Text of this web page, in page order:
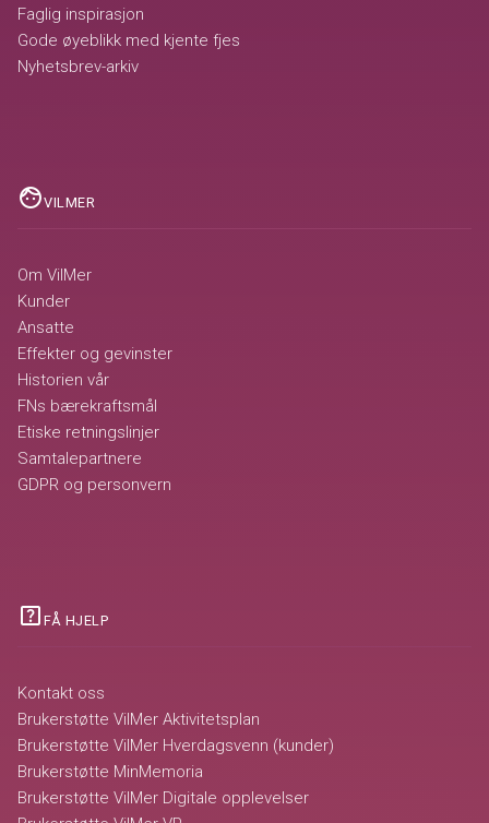
Faglig inspirasjon
Gode øyeblikk med kjente fjes
Nyhetsbrev-arkiv
faceVILMER
Om VilMer
Kunder
Ansatte
Effekter og gevinster
Historien vår
FNs bærekraftsmål
Etiske retningslinjer
Samtalepartnere
GDPR og personvern
help_center FÅ HJELP
Kontakt oss
Brukerstøtte VilMer Aktivitetsplan
Brukerstøtte VilMer Hverdagsvenn (kunder)
Brukerstøtte MinMemoria
Brukerstøtte VilMer Digitale opplevelser